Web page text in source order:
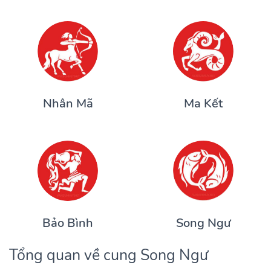
Nhân Mã Ma Kết
Bảo Bình Song Ngư
Tổng quan về cung Song Ngư